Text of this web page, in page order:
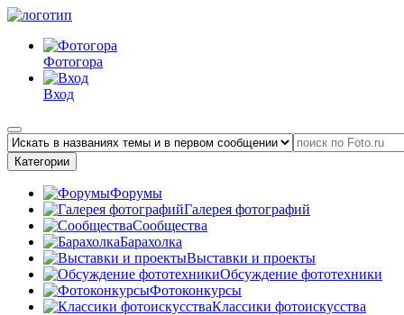
Фотогора
Вход
Категории
Форумы
Галерея фотографий
Сообщества
Барахолка
Выставки и проекты
Обсуждение фототехники
Фотоконкурсы
Классики фотоискусства